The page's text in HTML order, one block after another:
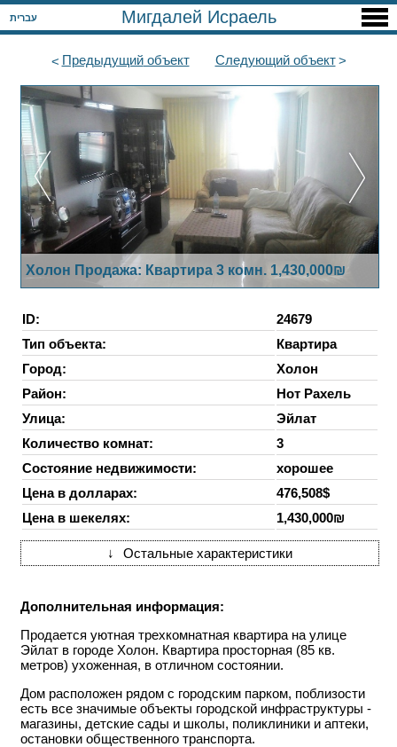
עברית Мигдалей Исраель
Предыдущийобъект Следующийобъект
Холон Продажа: Квартира 3 комн. 1,430,000₪
ID:
24679
Тип объекта:
Квартира
Город:
Холон
Район:
Нот Рахель
Улица:
Эйлат
Количество комнат:
3
Состояние недвижимости:
хорошее
Цена в долларах:
476,508$
Цена в шекелях:
1,430,000₪
↓ Остальные характеристики
Дополнительная информация:
Продается уютная трехкомнатная квартира на улице
Эйлат в городе Холон. Квартира просторная (85 кв.
метров) ухоженная, в отличном состоянии.
Дом расположен рядом с городским парком, поблизости
есть все значимые объекты городской инфраструктуры -
магазины, детские сады и школы, поликлиники и аптеки,
остановки общественного транспорта.